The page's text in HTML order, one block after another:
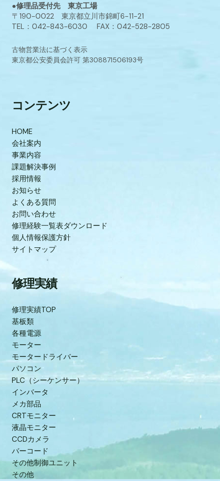
●修理品受付先 東京工場
〒190-0022 東京都立川市錦町6-11-21
TEL：042-843-6030 FAX：042-528-2805
古物営業法に基づく表示
東京都公安委員会許可 第308871506193号
コンテンツ
HOME
会社案内
事業内容
課題解決事例
採用情報
お知らせ
よくある質問
お問い合わせ
修理経験一覧表ダウンロード
個人情報保護方針
サイトマップ
修理実績
修理実績TOP
基板類
各種電源
モーター
モータードライバー
パソコン
PLC（シーケンサー）
インバータ
メカ部品
CRTモニター
液晶モニター
CCDカメラ
バーコード
その他制御ユニット
その他